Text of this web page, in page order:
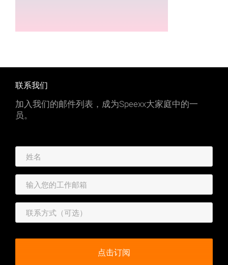
联系我们
加入我们的邮件列表，成为Speexx大家庭中的一
员。